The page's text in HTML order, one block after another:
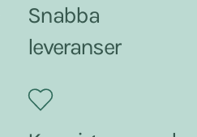
Snabba
leveranser